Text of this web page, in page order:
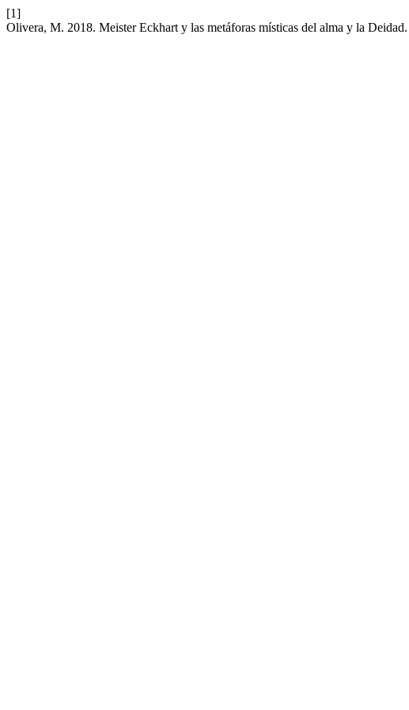
[1]
Olivera, M. 2018. Meister Eckhart y las metáforas místicas del alma y la Deidad.